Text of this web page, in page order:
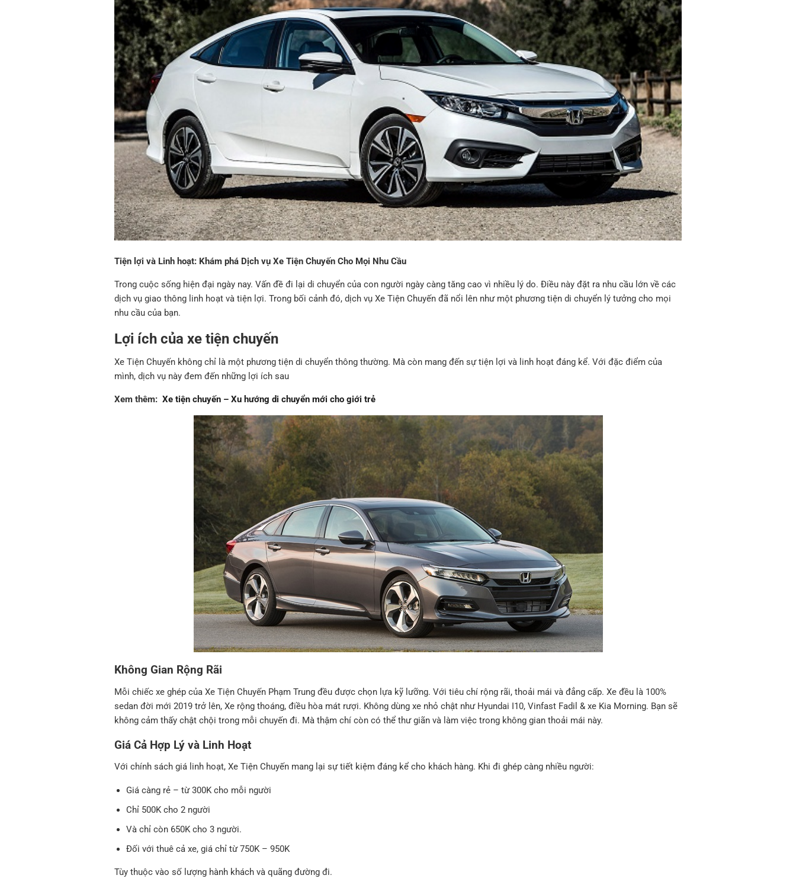
Tiện lợi và Linh hoạt: Khám phá Dịch vụ Xe Tiện Chuyến Cho Mọi Nhu Cầu
Trong cuộc sống hiện đại ngày nay. Vấn đề đi lại di chuyển của con người ngày càng tăng cao vì nhiều lý do. Điều này đặt ra nhu cầu lớn về các
dịch vụ giao thông linh hoạt và tiện lợi. Trong bối cảnh đó, dịch vụ Xe Tiện Chuyến đã nổi lên như một phương tiện di chuyển lý tưởng cho mọi
nhu cầu của bạn.
Lợi ích của xe tiện chuyến
Xe Tiện Chuyến không chỉ là một phương tiện di chuyển thông thường. Mà còn mang đến sự tiện lợi và linh hoạt đáng kể. Với đặc điểm của
mình, dịch vụ này đem đến những lợi ích sau
Xem thêm: Xe tiện chuyến – Xu hướng di chuyển mới cho giới trẻ
Không Gian Rộng Rãi
Mỗi chiếc xe ghép của Xe Tiện Chuyến Phạm Trung đều được chọn lựa kỹ lưỡng. Với tiêu chí rộng rãi, thoải mái và đẳng cấp. Xe đều là 100%
sedan đời mới 2019 trở lên, Xe rộng thoáng, điều hòa mát rượi. Không dùng xe nhỏ chật như Hyundai I10, Vinfast Fadil & xe Kia Morning. Bạn sẽ
không cảm thấy chật chội trong mỗi chuyến đi. Mà thậm chí còn có thể thư giãn và làm việc trong không gian thoải mái này.
Giá Cả Hợp Lý và Linh Hoạt
Với chính sách giá linh hoạt, Xe Tiện Chuyến mang lại sự tiết kiệm đáng kể cho khách hàng. Khi đi ghép càng nhiều người:
Giá càng rẻ – từ 300K cho mỗi người
Chỉ 500K cho 2 người
Và chỉ còn 650K cho 3 người.
Đối với thuê cả xe, giá chỉ từ 750K – 950K
Tùy thuộc vào số lượng hành khách và quãng đường đi.